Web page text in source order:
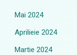
Mai 2024
Aprilieie 2024
Martie 2024